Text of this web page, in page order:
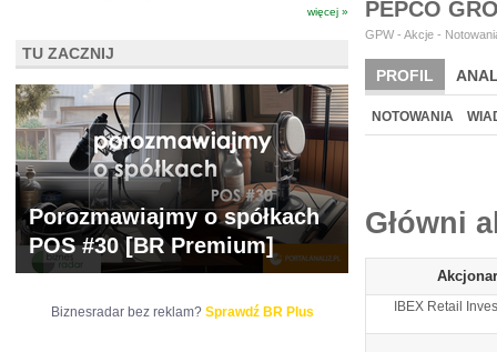
PEPCO
GPW - Akcje -
PROFIL
WYCENA BR
NOTOWANIA
Główni
IBEX Retail
więcej »
TU ZACZNIJ
Porozmawiajmy o spółkach
POS #30 [BR Premium]
Biznesradar bez reklam? Sprawdź BR Plus